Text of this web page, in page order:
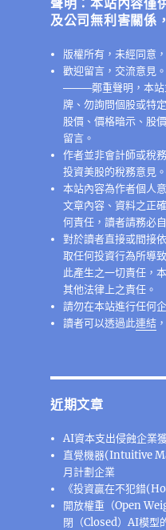
聲明：本站內容僅
及公司無利害關係
版權所有，未經同意
歡迎留言，交流意見
────鄭重聲明，本
牌、勿詢問個股或特
股價、價格暗示、股
留言。
作者並非會計師或稅
投資美股的稅務意見。
本站內容為作者個人
文章內容、資料之正
何責任，讀者請務必
對於讀者直接或間接
取任何投資行為所導
此產生之一切責任，
其他法律上之責任。
請勿在本站進行任何
讀者可以透過此連結
近期文章
AI資本支出侵蝕企業
直覺機器(Intuitive
月計劃企業
《投資贏在不犯錯
開放權重（Open
閉（Closed）AI模型